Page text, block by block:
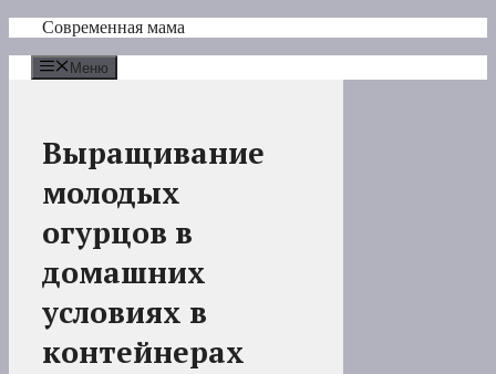
Перейти
содержимому
Современная мама
Меню
Выращивание
молодых
огурцов в
домашних
условиях в
контейнерах